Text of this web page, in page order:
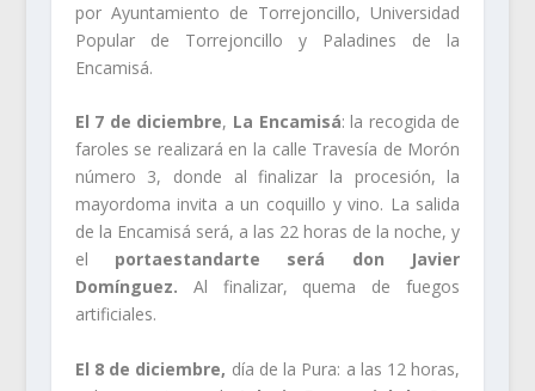
por Ayuntamiento de Torrejoncillo, Universidad
Popular de Torrejoncillo y Paladines de la
Encamisá.
El 7 de diciembre, La Encamisá: la recogida de
faroles se realizará en la calle Travesía de Morón
número 3, donde al finalizar la procesión, la
mayordoma invita a un coquillo y vino. La salida
de la Encamisá será, a las 22 horas de la noche, y
el portaestandarte será don Javier
Domínguez. Al finalizar, quema de fuegos
artificiales.
El 8 de diciembre, día de la Pura: a las 12 horas,